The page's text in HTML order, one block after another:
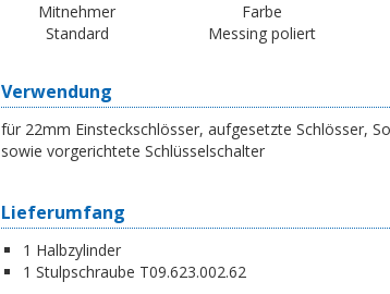
Mitnehmer
Standard
Farbe
Messing poliert
Verwendung
für 22mm Einsteckschlösser, aufgesetzte Schlösser,
sowie vorgerichtete Schlüsselschalter
Lieferumfang
1 Halbzylinder
1 Stulpschraube T09.623.002.62